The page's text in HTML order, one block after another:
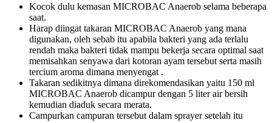
Kocok dulu kemasan MICROBAC Anaerob selama beberapa
saat.
Harap diingat takaran MICROBAC Anaerob yang mana
digunakan, oleh sebab itu apabila bakteri yang ada terlalu
rendah maka bakteri tidak mampu bekerja secara optimal saat
memisahkan senyawa dari kotoran ayam tersebut serta masih
tercium aroma dimana menyengat .
Takaran sedikitnya dimana direkomendasikan yaitu 150 ml
MICROBAC Anaerob dicampur dengan 5 liter air bersih
kemudian diaduk secara merata.
Campurkan campuran tersebut dalam sprayer setelah itu